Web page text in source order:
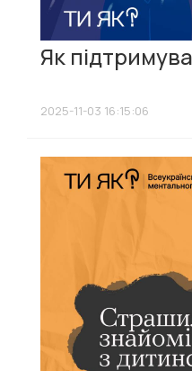
Як
2025-11-03 16:15:06